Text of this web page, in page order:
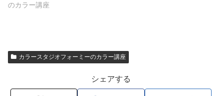
のカラー講座
カラースタジオフォーミーのカラー講座
シェアする